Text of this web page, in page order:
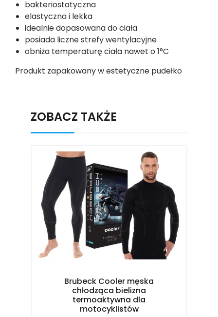
bakteriostatyczna
elastyczna i lekka
idealnie dopasowana do ciała
posiada liczne strefy wentylacyjne
obniża temperaturę ciała nawet o 1°C
Produkt zapakowany w estetyczne pudełko
ZOBACZ TAKŻE
Brubeck Cooler męska
chłodząca bielizna
termoaktywna dla
motocyklistów